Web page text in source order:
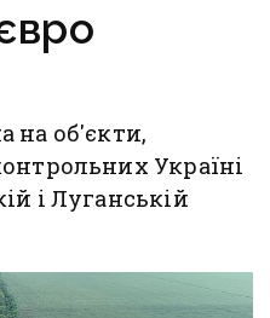
на об'єкти,
Україні
і Луганській